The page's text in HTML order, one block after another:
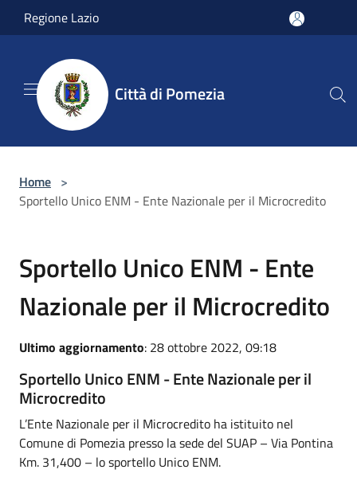
Salta al contenuto principale
Regione Lazio
Città di Pomezia
Home >
Sportello Unico ENM - Ente Nazionale per il Microcredito
Sportello Unico ENM - Ente
Nazionale per il Microcredito
Ultimo aggiornamento: 28 ottobre 2022, 09:18
Sportello Unico ENM - Ente Nazionale per il
Microcredito
L’Ente Nazionale per il Microcredito ha istituito nel
Comune di Pomezia presso la sede del SUAP – Via Pontina
Km. 31,400 – lo sportello Unico ENM.